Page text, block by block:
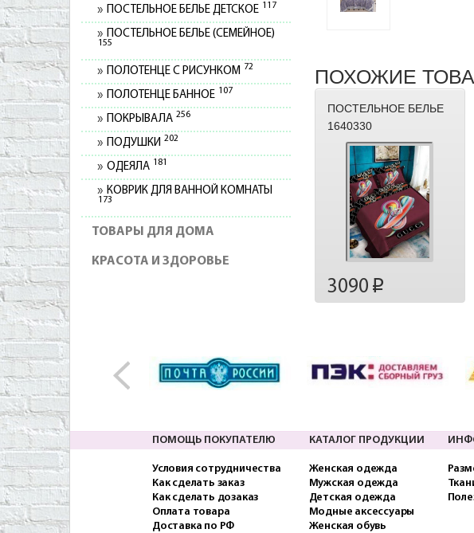
ПОСТЕЛЬНОЕ БЕЛЬЕ ДЕТСКОЕ 117
ПОСТЕЛЬНОЕ БЕЛЬЕ (СЕМЕЙНОЕ)
155
ПОЛОТЕНЦЕ С РИСУНКОМ 72
ПОЛОТЕНЦЕ БАННОЕ 107
ПОКРЫВАЛА 256
ПОДУШКИ 202
ОДЕЯЛА 181
КОВРИК ДЛЯ ВАННОЙ КОМНАТЫ
173
ТОВАРЫ ДЛЯ ДОМА
КРАСОТА И ЗДОРОВЬЕ
ПОХОЖИЕ
ПОСТЕЛЬНОЕ БЕЛЬЕ
1640330
3090 p
ПОМОЩЬ ПОКУПАТЕЛЮ
Условия сотрудничества
Как сделать заказ
Как сделать дозаказ
Оплата товара
Доставка по РФ
КАТАЛОГ ПРОДУКЦИИ
Женская одежда
Мужская одежда
Детская одежда
Модные аксессуары
Женская обувь